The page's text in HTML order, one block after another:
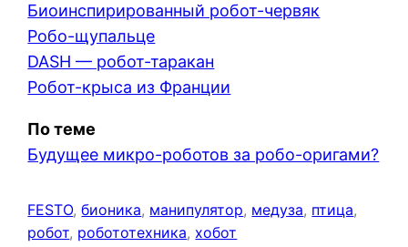
Биоинспирированный робот-червяк
Робо-щупальце
DASH — робот-таракан
Робот-крыса из Франции
По теме
Будущее микро-роботов за робо-оригами?
FESTO, бионика, манипулятор, медуза, птица
робот, робототехника, хобот